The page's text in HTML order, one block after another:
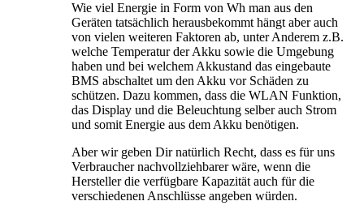
Wie viel Energie in Form von Wh man aus den
Geräten tatsächlich herausbekommt hängt aber auch
von vielen weiteren Faktoren ab, unter Anderem z.B.
welche Temperatur der Akku sowie die Umgebung
haben und bei welchem Akkustand das eingebaute
BMS abschaltet um den Akku vor Schäden zu
schützen. Dazu kommen, dass die WLAN Funktion,
das Display und die Beleuchtung selber auch Strom
und somit Energie aus dem Akku benötigen.
Aber wir geben Dir natürlich Recht, dass es für uns
Verbraucher nachvollziehbarer wäre, wenn die
Hersteller die verfügbare Kapazität auch für die
verschiedenen Anschlüsse angeben würden.